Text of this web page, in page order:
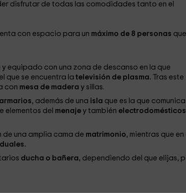
disfrutar de todas las comodidades tanto en el
con espacio para un máximo de 8 personas
equipado con una zona de descanso en la que
que se encuentra la televisión de plasma. Tras este
con mesa de madera y sillas.
armarios, además de una isla que es la que
elementos del menaje y también
de una amplia cama de matrimonio, mientras que en
ducha o bañera, dependiendo del que elijas,